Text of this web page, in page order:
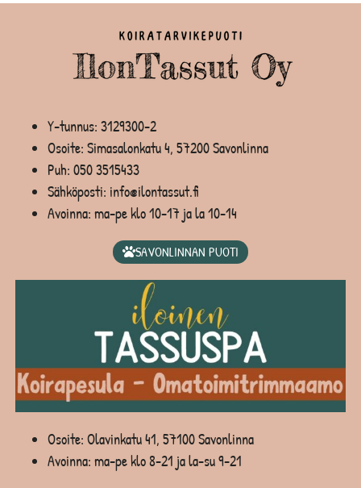
Y-tunnus: 3129300-2
Osoite: Simasalonkatu 4, 57200 Savonlinna
Puh: 050 3515433
Sähköposti: info@ilontassut.fi
Avoinna: ma-pe klo 10-17 ja la 10-14
SAVONLINNAN PUOTI
Osoite: Olavinkatu 41, 57100 Savonlinna
Avoinna: ma-pe klo 8-21 ja la-su 9-21